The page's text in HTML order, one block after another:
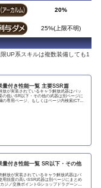
20%
25%(上限不明)
UP系スキルは複数装備しても1
量付き性能一覧 主要SSR篇
放が実装されているキャラ解放武器はバッ
の低いSR以下・その他の武器は別ページに
専用ページ、もしくはページ内検索(CTRL
量付き性能一覧 SR以下・その他
解放が実装されているキャラ解放武器はバ
用頻度の高いSSR武器は別ページにまとめ
ジノ交換ポイントGショップドラグーンラ